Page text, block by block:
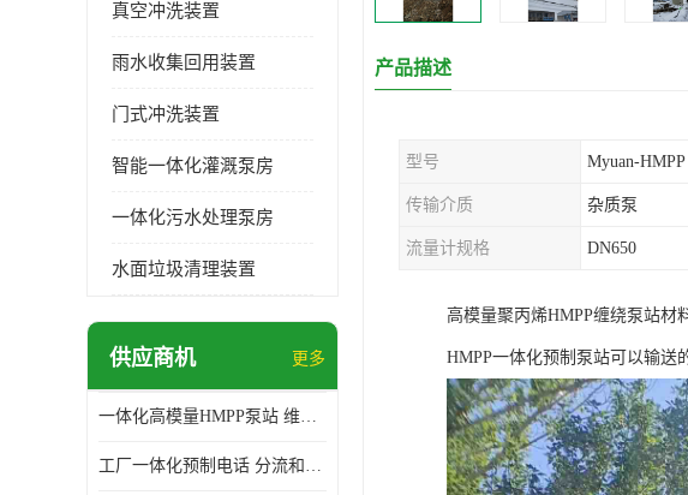
真空冲洗装置
雨水收集回用装置
门式冲洗装置
智能一体化灌溉泵房
一体化污水处理泵房
水面垃圾清理装置
供应商机 更多
一体化高模量HMPP泵站 维护方便 实现远距离输送
工厂一体化预制电话 分流和调节 可以截留固体废物
产品描述
型号 Myuan-HMPP
传输介质 杂质泵
流量计规格 DN650
高模量聚丙烯HMPP缠绕泵站材
HMPP一体化预制泵站可以输送